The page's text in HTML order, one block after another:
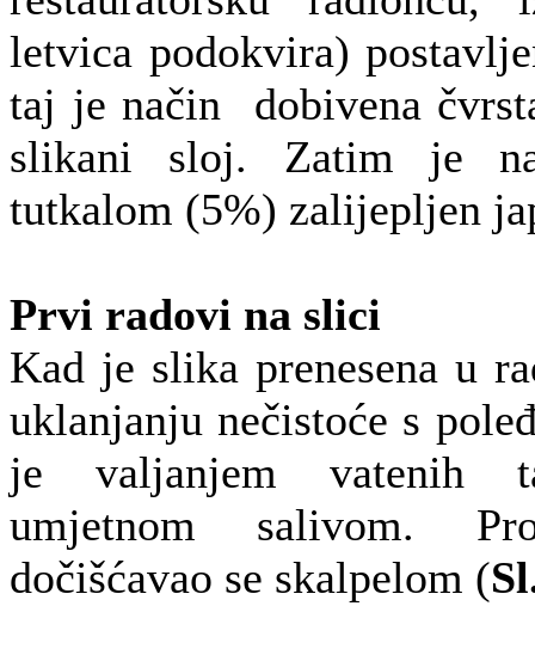
letvica podokvira)
taj je način dobivena
slikani sloj. Zatim je
tutkalom (5%) zalijepljen
Prvi radovi na slici
Kad je slika prenesena u
uklanjanju nečistoće s
je valjanjem vatenih
umjetnom salivom.
dočišćavao se skalpelom (